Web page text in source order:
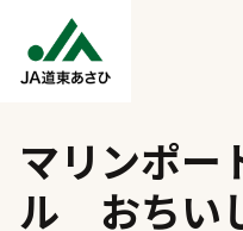
マリンポー
ル おちい